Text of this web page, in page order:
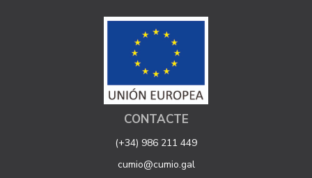
CONTACTE
(+34) 986 211 449
cumio@cumio.gal